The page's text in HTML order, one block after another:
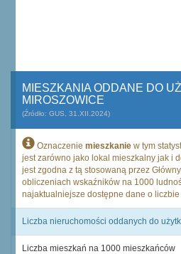
MIESZKANIA ODDANE DO
MIROSZOWICE
(Źródło: GUS, 31.XII.2024)
Oznaczenie mieszkanie w tym
jest zarówno jako lokal mieszkalny jak i
jest zgodna z tą stosowaną przez
obliczeniach wskaźników na 1000
najaktualniejsze dostępne dane o
Liczba nieruchomości oddanych do
Liczba mieszkań na 1000 mieszkańców